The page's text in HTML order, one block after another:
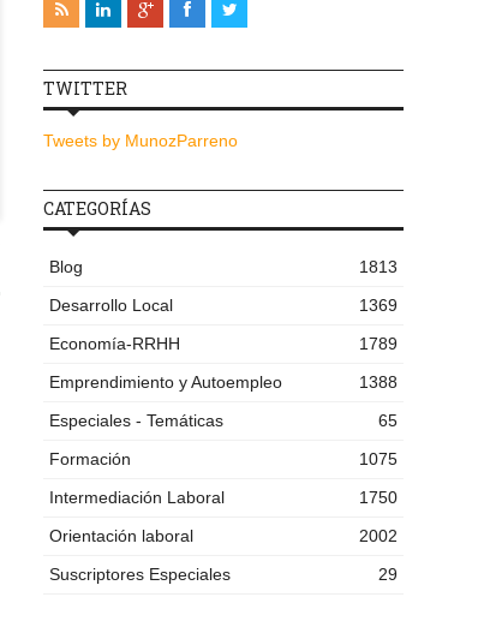
TWITTER
Tweets by MunozParreno
CATEGORÍAS
Blog
1813
Desarrollo Local
1369
Economía-RRHH
1789
Emprendimiento y Autoempleo
1388
Especiales - Temáticas
65
Formación
1075
Intermediación Laboral
1750
Orientación laboral
2002
Suscriptores Especiales
29